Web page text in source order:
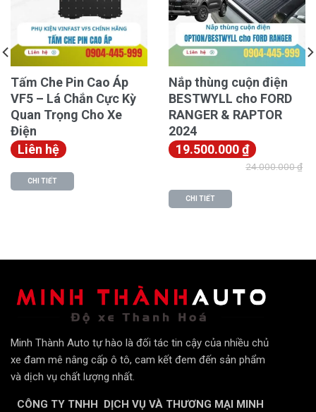
Thảm TPE FUMO có khả năng chống chịu lực nén,
chịu mài mòn, không cong vênh hay bạc màu theo
thời gian.
Dù sử dụng lâu dài trong môi trường nội thất xe kín,
thảm vẫn giữ độ dẻo dai, đàn hồi tốt.
Thảm lót sàn ô tô TPE Vinfast VF6 bảo vệ hiệu quả sàn
xe
Tấm Che Pin Cao Áp
VF5 – Lá Chắn Cực Kỳ
Quan Trọng Cho Xe
Điện
Liên hệ
CHI TIẾT
Nắp thùng cuộn điện
BESTWYLL cho FORD
RANGER & RAPTOR
2024
19.500.000₫
24.000.000₫
CHI TIẾT
Minh Thành Auto tự hào là đối tác tin cậy của nhiều chủ
xe đam mê nâng cấp ô tô, cam kết đem đến sản phẩm
và dịch vụ chất lượng nhất.
CÔNG TY TNHH DỊCH VỤ VÀ THƯƠNG MẠI MINH